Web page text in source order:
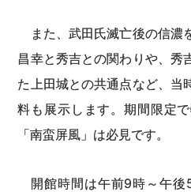
また、武田氏滅亡後の信濃
昌幸と秀吉との関わりや、秀
た上田城との共通点など、当
料も展示します。期間限定
「南蛮屏風」は必見です。
開館時間は午前9時～午後